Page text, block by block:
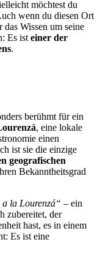
möchtest du
wenn du diesen Ort
Wissen um seine
Es ist einer der
.
berühmt für ein
, eine lokale
einen
ist sie die einzige
geografischen
Bekanntheitsgrad
a la Lourenzá“ – ein
zubereitet, der
hast, es in einem
Es ist eine